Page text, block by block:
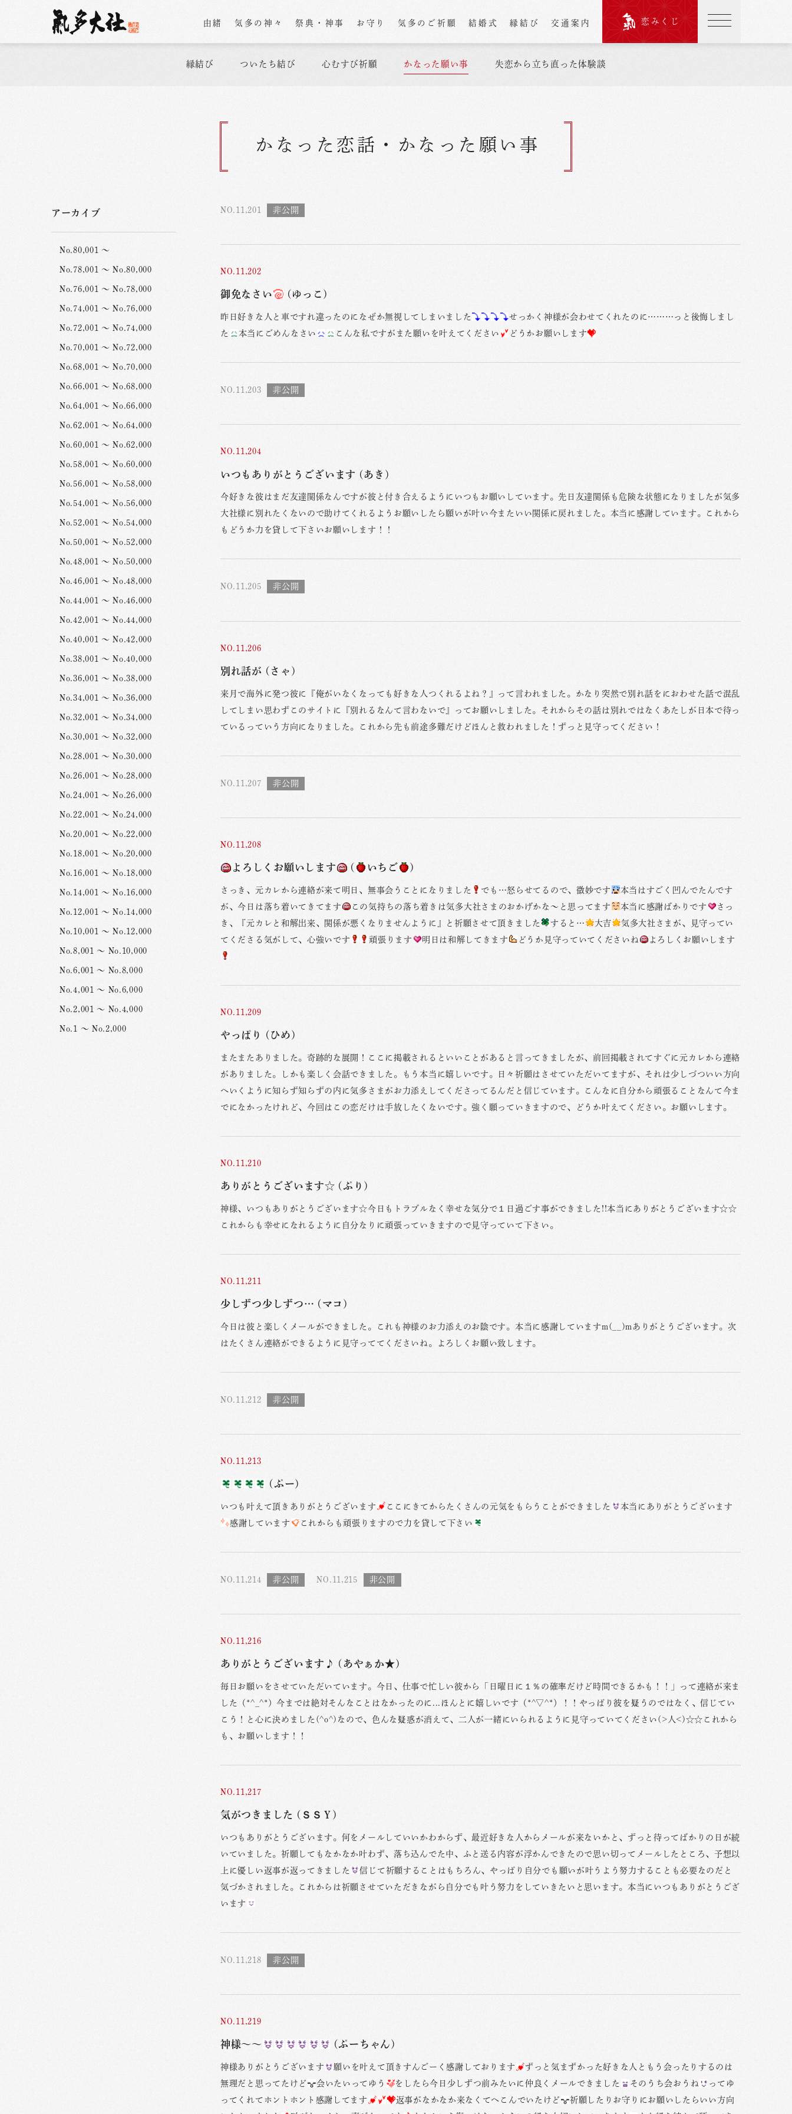
由緒 気多の神々 祭典・神事 お守り 気多のご祈願 結婚式 縁結び 交通案内 恋みくじ
縁結び ついたち結び 心むすび祈願 かなった願い事 失恋から立ち直った体験談
かなった恋話 ・ かなった願い事
NO.11,201
NO.11,202
御免なさい (ゆっこ)
昨日好きな人と車ですれ違ったのになぜか無視してしまいました
せっかく神様が会わせてくれたのに………っと後悔しまし
た
本当にごめんなさい こんな私ですがまた願いを叶えてください どうかお願いします
NO.11,203
NO.11,204
いつもありがとうございます (あき)
今好きな彼はまだ友達関係なんですが彼と付き合えるようにいつもお願いしています。先日友達関係も危険な状態になりましたが気多
大社様に別れたくないので助けてくれるようお願いしたら願いが叶い今またいい関係に戻れました。本当に感謝しています。これから
もどうか力を貸して下さいお願いします！！
NO.11,205
NO.11,206
別れ話が (さゃ)
来月で海外に発つ彼に『俺がいなくなっても好きな人つくれるよね？』って言われました。かなり突然で別れ話をにおわせた話で混乱
してしまい思わずこのサイトに『別れるなんて言わないで』ってお願いしました。それからその話は別れではなくあたしが日本で待っ
ているっていう方向になりました。これから先も前途多難だけどほんと救われました！ずっと見守ってください！
NO.11,207
NO.11,208
よろしくお願いします ( いちご )
さっき、元カレから連絡が来て明日、無事会うことになりました でも…怒らせてるので、微妙です
本当はすごく凹んでたんです
が、今日は落ち着いてきてます
この気持ちの落ち着きは気多大社さまのおかげかな〜と思ってます 本当に感謝ばかりです
さっ
き、『元カレと和解出来、関係が悪くなりませんように』と祈願させて頂きました
すると… 大吉
気多大社さまが、見守ってい
てくださる気がして、心強いです
頑張ります 明日は和解してきます どうか見守っていてくださいね よろしくお願いします
NO.11,209
やっぱり (ひめ)
またまたありました。奇跡的な展開！ここに掲載されるといいことがあると言ってきましたが、前回掲載されてすぐに元カレから連絡
がありました。しかも楽しく会話できました。もう本当に嬉しいです。日々祈願はさせていただいてますが、それは少しづついい方向
へいくように知らず知らずの内に気多さまがお力添えしてくださってるんだと信じています。こんなに自分から頑張ることなんて今ま
でになかったけれど、今回はこの恋だけは手放したくないです。強く願っていきますので、どうか叶えてください。お願いします。
NO.11,210
ありがとうございます☆ (ぷり)
神様、いつもありがとうございます☆今日もトラブルなく幸せな気分で１日過ごす事ができました!!本当にありがとうございます☆☆
これからも幸せになれるように自分なりに頑張っていきますので見守っていて下さい。
NO.11,211
少しずつ少しずつ… (マコ)
今日は彼と楽しくメールができました。これも神様のお力添えのお陰です。本当に感謝していますm(__)mありがとうございます。次
はたくさん連絡ができるように見守っててくださいね。よろしくお願い致します。
NO.11,212
NO.11,213
(ぷー)
いつも叶えて頂きありがとうございます ここにきてからたくさんの元気をもらうことができました
本当にありがとうございます
感謝しています
これからも頑張りますので力を貸して下さい
NO.11,214 NO.11,215
NO.11,216
ありがとうございます♪ (あやぁか★)
毎日お願いをさせていただいています。今日、仕事で忙しい彼から「日曜日に１％の確率だけど時間できるかも！！」って連絡が来ま
した（*^_^*）今までは絶対そんなことはなかったのに...ほんとに嬉しいです（*^▽^*）！！やっぱり彼を疑うのではなく、信じてい
こう！と心に決めました(^o^)なので、色んな疑惑が消えて、二人が一緒にいられるように見守っていてください(>人<)☆☆これから
も、お願いします！！
NO.11,217
気がつきました (ＳＳＹ)
いつもありがとうございます。何をメールしていいかわからず、最近好きな人からメールが来ないかと、ずっと待ってばかりの日が続
いていました。祈願してもなかなか叶わず、落ち込んでた中、ふと送る内容が浮かんできたので思い切ってメールしたところ、予想以
上に優しい返事が返ってきました
信じて祈願することはもちろん、やっぱり自分でも願いが叶うよう努力することも必要なのだと
気づかされました。これからは祈願させていただきながら自分でも叶う努力をしていきたいと思います。本当にいつもありがとうござ
います
NO.11,218
NO.11,219
神様〜〜 (ぷーちゃん)
神様ありがとうございます 願いを叶えて頂きすんごーく感謝しております
ずっと気まずかった好きな人ともう会ったりするのは
無理だと思ってたけど
会いたいってゆう をしたら今日少しずつ前みたいに仲良くメールできました そのうち会おうね
ってゆ
ってくれてホントホント感謝してます
返事がなかなか来なくてへこんでいたけど
祈願したりお守りにお願いしたらいい方向
アーカイブ
No.80,001 ～
No.78,001 ～ No.80,000
No.76,001 ～ No.78,000
No.74,001 ～ No.76,000
No.72,001 ～ No.74,000
No.70,001 ～ No.72,000
No.68,001 ～ No.70,000
No.66,001 ～ No.68,000
No.64,001 ～ No.66,000
No.62,001 ～ No.64,000
No.60,001 ～ No.62,000
No.58,001 ～ No.60,000
No.56,001 ～ No.58,000
No.54,001 ～ No.56,000
No.52,001 ～ No.54,000
No.50,001 ～ No.52,000
No.48,001 ～ No.50,000
No.46,001 ～ No.48,000
No.44,001 ～ No.46,000
No.42,001 ～ No.44,000
No.40,001 ～ No.42,000
No.38,001 ～ No.40,000
No.36,001 ～ No.38,000
No.34,001 ～ No.36,000
No.32,001 ～ No.34,000
No.30,001 ～ No.32,000
No.28,001 ～ No.30,000
No.26,001 ～ No.28,000
No.24,001 ～ No.26,000
No.22,001 ～ No.24,000
No.20,001 ～ No.22,000
No.18,001 ～ No.20,000
No.16,001 ～ No.18,000
No.14,001 ～ No.16,000
No.12,001 ～ No.14,000
No.10,001 ～ No.12,000
No.8,001 ～ No.10,000
No.6,001 ～ No.8,000
No.4,001 ～ No.6,000
No.2,001 ～ No.4,000
No.1 ～ No.2,000